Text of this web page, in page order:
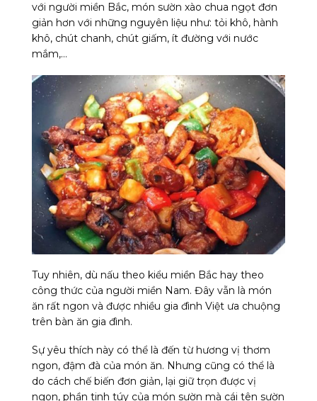
với người miền Bắc, món sườn xào chua ngọt đơn
giản hơn với những nguyên liệu như: tỏi khô, hành
khô, chút chanh, chút giấm, ít đường với nước
mắm,…
Tuy nhiên, dù nấu theo kiểu miền Bắc hay theo
công thức của người miền Nam. Đây vẫn là món
ăn rất ngon và được nhiều gia đình Việt ưa chuộng
trên bàn ăn gia đình.
Sự yêu thích này có thể là đến từ hương vị thơm
ngon, đậm đà của món ăn. Nhưng cũng có thể là
do cách chế biến đơn giản, lại giữ trọn được vị
ngon, phần tinh túy của món sườn mà cái tên sườn